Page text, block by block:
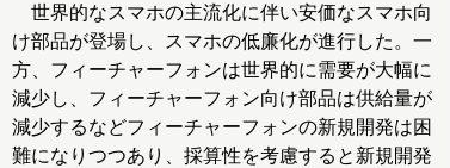
世界的なスマホの主流化に伴い安価なスマホ向
け部品が登場し、スマホの低廉化が進行した。一
方、フィーチャーフォンは世界的に需要が大幅に
減少し、フィーチャーフォン向け部品は供給量が
減少するなどフィーチャーフォンの新規開発は困
難になりつつあり、採算性を考慮すると新規開発